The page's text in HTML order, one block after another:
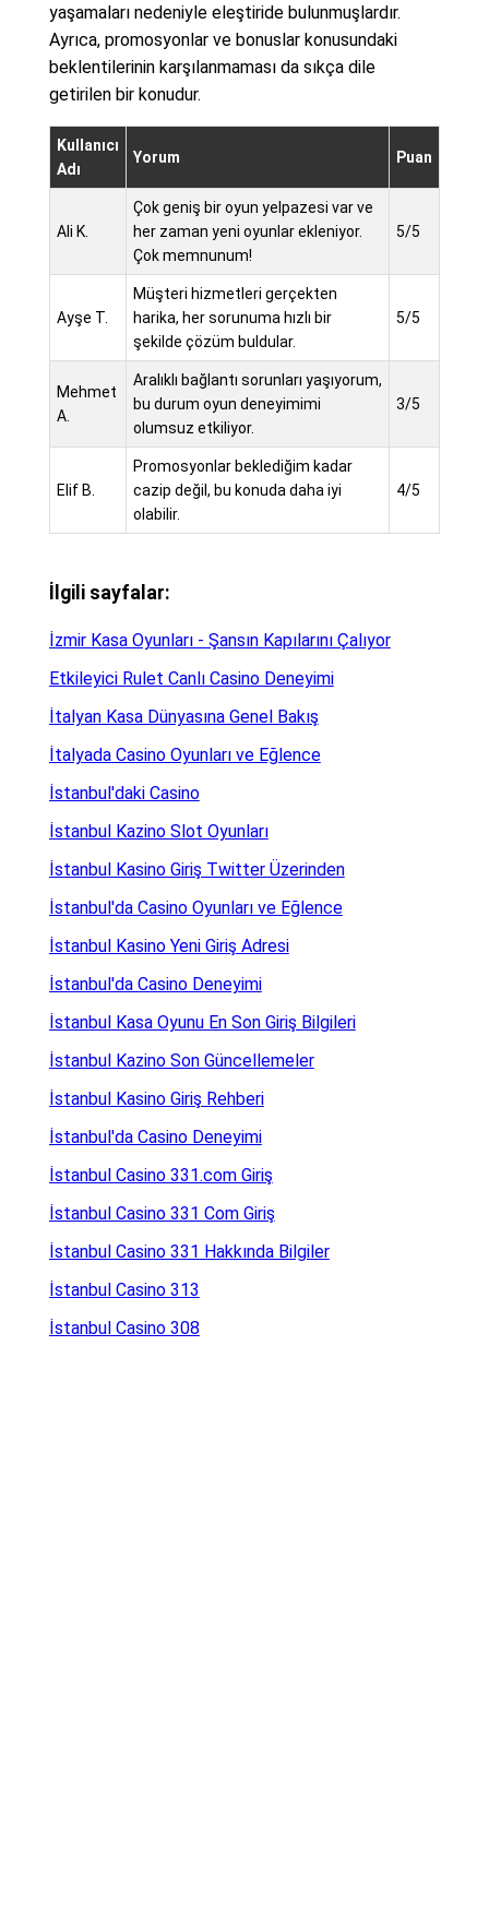
yaşamaları nedeniyle eleştiride bulunmuşlardır.
Ayrıca, promosyonlar ve bonuslar konusundaki
beklentilerinin karşılanmaması da sıkça dile
getirilen bir konudur.
Kullanıcı
Adı
Yorum Puan
Ali K.
Çok geniş bir oyun yelpazesi var ve
her zaman yeni oyunlar ekleniyor.
Çok memnunum!
5/5
Ayşe T.
Müşteri hizmetleri gerçekten
harika, her sorunuma hızlı bir
şekilde çözüm buldular.
5/5
Mehmet
A.
Aralıklı bağlantı sorunları yaşıyorum,
bu durum oyun deneyimimi
olumsuz etkiliyor.
3/5
Elif B.
Promosyonlar beklediğim kadar
cazip değil, bu konuda daha iyi
olabilir.
4/5
İlgili sayfalar:
İzmir Kasa Oyunları - Şansın Kapılarını Çalıyor
Etkileyici Rulet Canlı Casino Deneyimi
İtalyan Kasa Dünyasına Genel Bakış
İtalyada Casino Oyunları ve Eğlence
İstanbul'daki Casino
İstanbul Kazino Slot Oyunları
İstanbul Kasino Giriş Twitter Üzerinden
İstanbul'da Casino Oyunları ve Eğlence
İstanbul Kasino Yeni Giriş Adresi
İstanbul'da Casino Deneyimi
İstanbul Kasa Oyunu En Son Giriş Bilgileri
İstanbul Kazino Son Güncellemeler
İstanbul Kasino Giriş Rehberi
İstanbul'da Casino Deneyimi
İstanbul Casino 331.com Giriş
İstanbul Casino 331 Com Giriş
İstanbul Casino 331 Hakkında Bilgiler
İstanbul Casino 313
İstanbul Casino 308